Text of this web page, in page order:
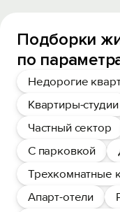
Подборки
по
Недорогие
Квартиры-студии
Частный сектор
С парковкой
Трехкомнатные
Апарт-отели